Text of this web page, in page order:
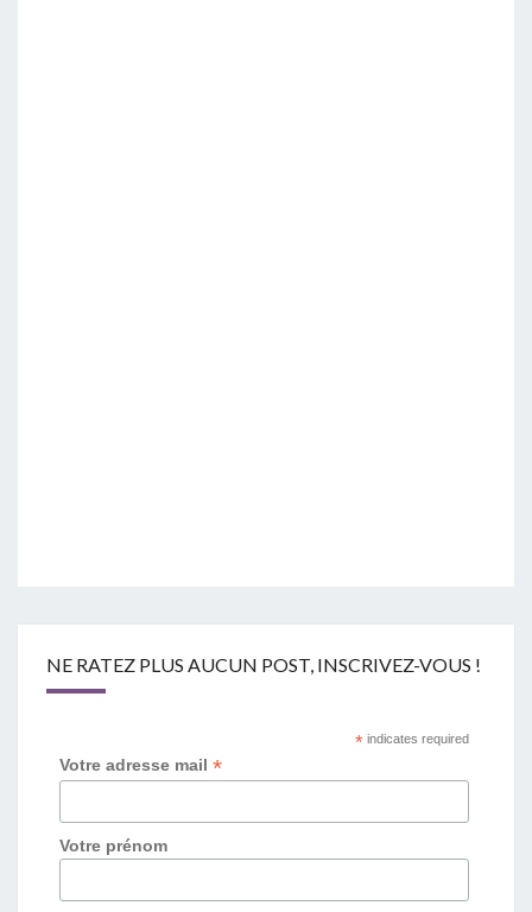
NE RATEZ PLUS AUCUN POST, INSCRIVEZ-VOUS !
*indicates required
Votre adresse mail*
Votre prénom